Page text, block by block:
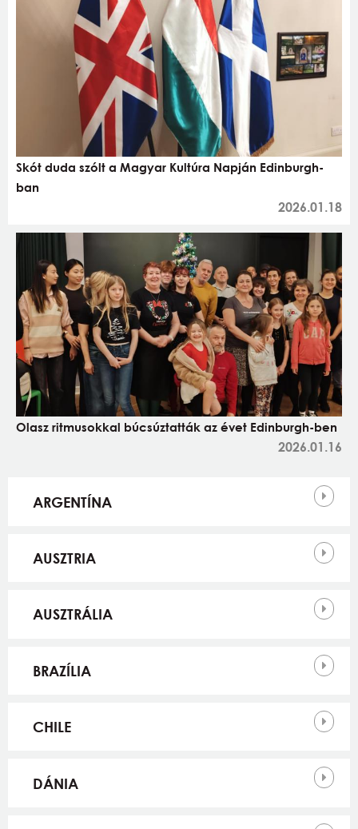
Skót duda szólt a Magyar Kultúra Napján Edinburgh-
ban
2026.01.18
Olasz ritmusokkal búcsúztatták az évet Edinburgh-ben
2026.01.16
Országok
ARGENTÍNA
AUSZTRIA
AUSZTRÁLIA
BRAZÍLIA
CHILE
DÁNIA